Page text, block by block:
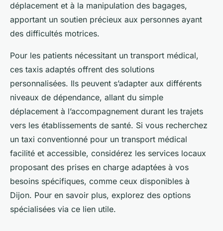
déplacement et à la manipulation des bagages,
apportant un soutien précieux aux personnes ayant
des difficultés motrices.
Pour les patients nécessitant un transport médical,
ces taxis adaptés offrent des solutions
personnalisées. Ils peuvent s’adapter aux différents
niveaux de dépendance, allant du simple
déplacement à l’accompagnement durant les trajets
vers les établissements de santé. Si vous recherchez
un taxi conventionné pour un transport médical
facilité et accessible, considérez les services locaux
proposant des prises en charge adaptées à vos
besoins spécifiques, comme ceux disponibles à
Dijon. Pour en savoir plus, explorez des options
spécialisées via ce lien utile.